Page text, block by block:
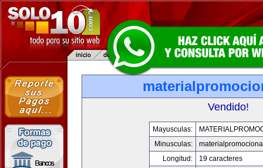
Vendido!
Mayusculas:
Minusculas:
Longitud:
19 caracteres